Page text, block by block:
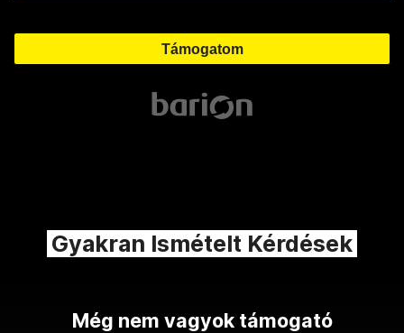
Gyakran Ismételt Kérdések
Még nem vagyok támogató